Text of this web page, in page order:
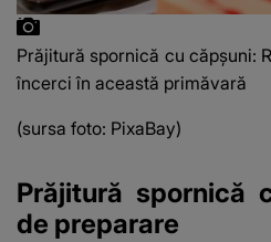
Prăjitură spornică cu căpşuni:
încerci în această primăvară
(sursa foto: PixaBay)
Prăjitură spornică
de preparare